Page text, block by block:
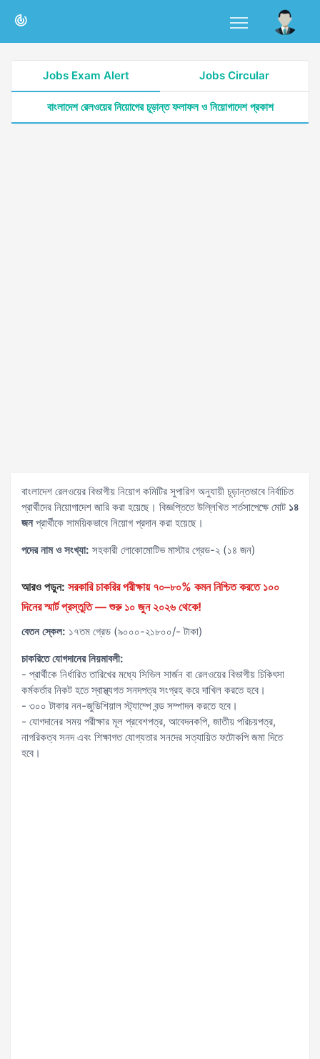
Jobs Exam Alert Jobs Circular
বাংলাদেশ রেলওয়ের নিয়োগের চূড়ান্ত ফলাফল ও নিয়োগাদেশ প্রকাশ
বাংলাদেশ রেলওয়ের বিভাগীয় নিয়োগ কমিটির সুপারিশ অনুযায়ী চূড়ান্তভাবে নির্বাচিত
প্রার্থীদের নিয়োগাদেশ জারি করা হয়েছে। বিজ্ঞপ্তিতে উল্লিখিত শর্তসাপেক্ষে মোট ১৪
জনপ্রার্থীকে সাময়িকভাবে নিয়োগ প্রদান করা হয়েছে।
পদের নাম ও সংখ্যা: সহকারী লোকোমোটিভ মাস্টার গ্রেড-২ (১৪ জন)
আরও পড়ুন: সরকারি চাকরির পরীক্ষায় ৭০–৮০% কমন নিশ্চিত করতে ১০০
দিনের স্মার্ট প্রস্তুতি — শুরু ১০ জুন ২০২৬ থেকে!
বেতন স্কেল: ১৭তম গ্রেড (৯০০০-২১৮০০/- টাকা)
চাকরিতে যোগদানের নিয়মাবলী:
- প্রার্থীকে নির্ধারিত তারিখের মধ্যে সিভিল সার্জন বা রেলওয়ের বিভাগীয় চিকিৎসা
কর্মকর্তার নিকট হতে স্বাস্থ্যগত সনদপত্র সংগ্রহ করে দাখিল করতে হবে।
- ৩০০ টাকার নন-জুডিশিয়াল স্ট্যাম্পে বন্ড সম্পাদন করতে হবে।
- যোগদানের সময় পরীক্ষার মূল প্রবেশপত্র, আবেদনকপি, জাতীয় পরিচয়পত্র,
নাগরিকত্ব সনদ এবং শিক্ষাগত যোগ্যতার সনদের সত্যায়িত ফটোকপি জমা দিতে
হবে।